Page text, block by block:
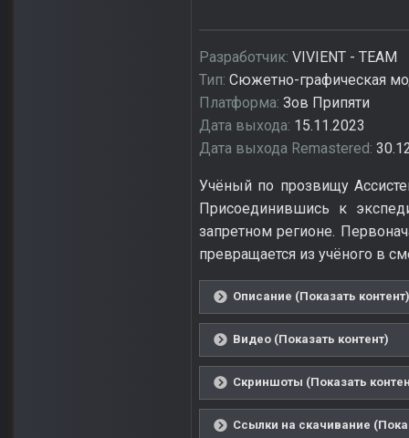
Разработчик: VIVIENT - TEAM
Тип: Сюжетно-графическая
Платформа: Зов Припяти
Дата выхода: 15.11.2023
Дата выхода Remastered:
Учёный по прозвищу
Присоединившись к
запретном регионе.
превращается из учёного в
Описание (Показать контент)
Видео (Показать контент)
Скриншоты (Показать
Ссылки на скачивание